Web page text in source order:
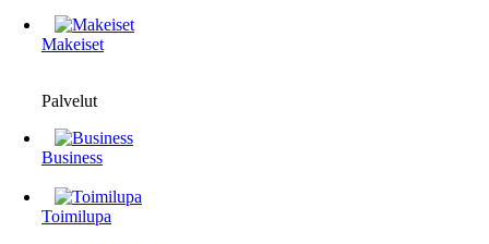
Makeiset
Palvelut
Business
Toimilupa